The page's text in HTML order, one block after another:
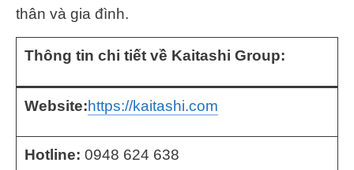
thân và gia đình.
Thông tin chi tiết về Kaitashi Group:
Website:https://kaitashi.com
Hotline: 0948 624 638